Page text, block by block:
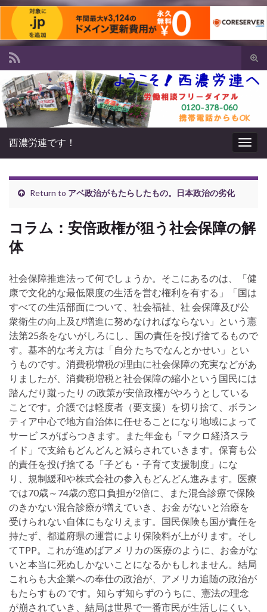
Search for:
西濃労連です！
Return to アベ政治がもたらしたもの。日本政治の劣化
コラム：安倍政権が狙う社会保障の解
体
社会保障推進法って何でしょうか。そこにあるのは、「健
康で文化的な最低限度の生活を営む権利を有する」「国は
すべての生活部面について、社会福祉、社 会保障及び公
衆衛生の向上及び増進に努めなければならない」という憲
法第25条をないがしろにし、国の責任を投げ捨てるもので
す。基本的な考え方は「自分 たちでなんとかせい」とい
うものです。消費税増税の理由に社会保障の充実などがあ
りましたが、消費税増税と社会保障の縮小という国民には
踏んだり蹴ったり の政策が安倍政権がやろうとしている
ことです。介護では軽度者（要支援）を切り捨て、ボラン
ティア中心で地方自治体に任せることになり地域によって
サービ スがばらつきます。また年金も「マクロ経済スラ
イド」で支給もどんどんと減らされていきます。保育も公
的責任を投げ捨てる「子ども・子育て支援制度」にな
り、規制緩和や株式会社の参入もどんどん進みます。医療
では70歳～74歳の窓口負担が2倍に、また混合診療で保険
のきかない混合診療が増えていき、お金 がないと治療を
受けられない自体にもなりえます。国民保険も国が責任を
持たず、都道府県の運営により保険料が上がります。そし
てTPP。これが進めばアメ リカの医療のように、お金がな
いと本当に死ぬしかないことになるかもしれません。結局
これらも大企業への奉仕の政治が、アメリカ追随の政治が
もたらすもの です。知らず知らずのうちに、憲法の理念
が崩されていき、結局は世界で一番市民が生活しにくい、